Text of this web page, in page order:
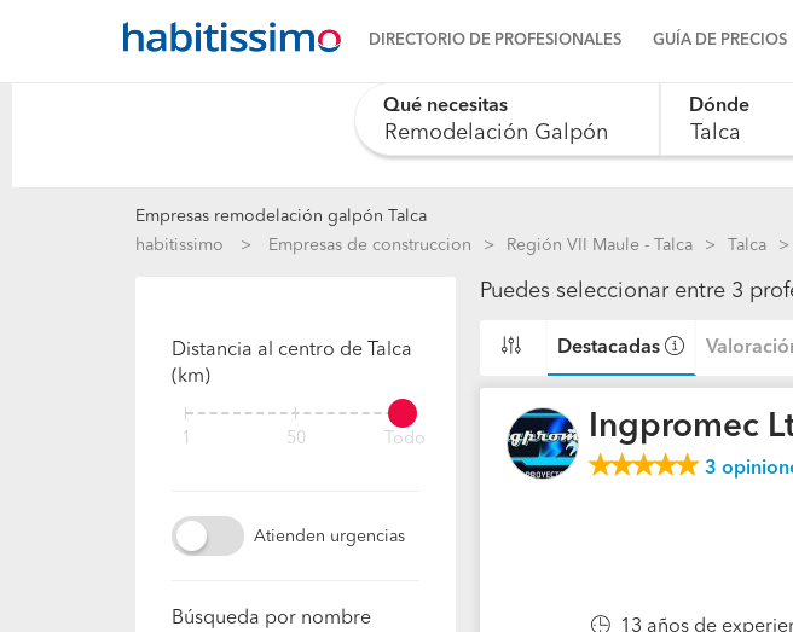
DIRECTORIO DE PROFESIONALES GUÍA DE PRECIOS
Qué necesitas Dónde
Empresas remodelación galpón Talca
habitissimo
Empresas de construccion Región VII Maule - Talca Talca
Distancia al centro de Talca
(km)
1 50 Todo
Atienden urgencias
Búsqueda por nombre
Puedes seleccionar entre 3
Destacadas
Ingpromec
3
13 años de